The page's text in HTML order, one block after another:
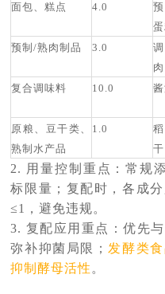
面包、糕点
4.0
预制/熟肉制品
3.0
复合调味料
10.0
原粮、豆干类、
熟制水产品
1.0
2. 用量控制重点：常规
标限量；复配时，各成
≤1，避免违规。
3. 复配应用重点：优先与
弥补抑菌局限； 发酵类
抑制酵母活性 。